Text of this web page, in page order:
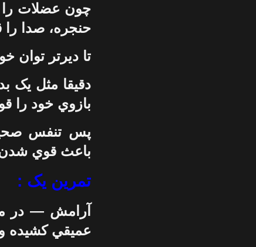
چون عضلات را
حنجره، صدا را
تا ديرتر توان
دقيقا مثل يک
بازوي خود را
پس تنفس
باعث قوي
تمرین یک :
آرامش — در
عميقي کشيده و